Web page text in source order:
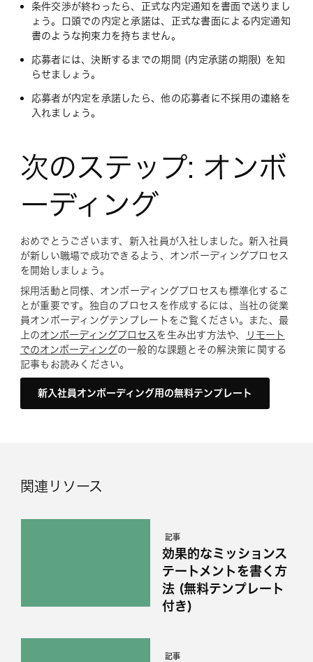
条件交渉が終わったら、正式な内定通知を書面で送りまし
ょう。口頭での内定と承諾は、正式な書面による内定通知
書のような拘束力を持ちません。
応募者には、決断するまでの期間 (内定承諾の期限) を知
らせましょう。
応募者が内定を承諾したら、他の応募者に不採用の連絡を
入れましょう。
次のステップ: オンボ
ーディング
おめでとうございます、新入社員が入社しました。新入社員
が新しい職場で成功できるよう、オンボーディングプロセス
を開始しましょう。
採用活動と同様、オンボーディングプロセスも標準化するこ
とが重要です。独自のプロセスを作成するには、当社の従業
員オンボーディングテンプレートをご覧ください。また、最
上のオンボーディングプロセス を生み出す方法や、
リモート
でのオンボーディングの一般的な課題とその解決策に関する
記事もお読みください。
新入社員オンボーディング用の無料テンプレート
関連リソース
記事
効果的なミッションス
テートメントを書く方
法 (無料テンプレート
付き)
記事